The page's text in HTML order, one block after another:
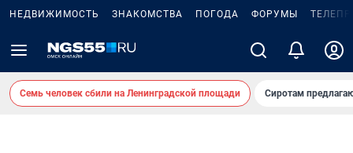
НЕДВИЖИМОСТЬ ЗНАКОМСТВА ПОГОДА ФОРУМЫ
Семь человек сбили на Ленинградской площади Сиротам